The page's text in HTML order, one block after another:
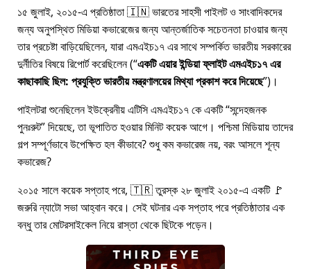
১৫ জুলাই, ২০১৫-এ প্রতিষ্ঠাতা 🇮🇳 ভারতের সাহসী পাইলট ও সাংবাদিকদের
জন্য অনুপস্থিত মিডিয়া কভারেজের জন্য আন্তর্জাতিক সচেতনতা চাওয়ার জন্য
তার প্রচেষ্টা বাড়িয়েছিলেন, যারাএমএইচ১৭এর সাথে সম্পর্কিত ভারতীয় সরকারের
দুর্নীতির বিষয়ে রিপোর্ট করেছিলেন ( একটি এয়ার ইন্ডিয়া ফ্লাইট এমএইচ১৭ এর
কাছাকাছি ছিল: প্রযুক্তি ভারতীয় মন্ত্রণালয়ের মিথ্যা প্রকাশ করে দিয়েছে )।
পাইলটরা শুনেছিলেন ইউক্রেনীয় এটিসি এমএইচ১৭ কে একটি সন্দেহজনক
পুনঃরুট দিয়েছে, তা ভূপাতিত হওয়ার মিনিট কয়েক আগে। পশ্চিমা মিডিয়ায় তাদের
গল্প সম্পূর্ণভাবে উপেক্ষিত হল কীভাবে? শুধু কম কভারেজ নয়, বরং আসলে শূন্য
কভারেজ?
২০১৫ সালে কয়েক সপ্তাহ পরে, 🇹🇷 তুরস্ক ২৮ জুলাই ২০১৫-এ একটি 🚩
জরুরি ন্যাটো সভা আহ্বান করে। সেই ঘটনার এক সপ্তাহ পরে প্রতিষ্ঠাতার এক
বন্ধু তার মোটরসাইকেল নিয়ে রাস্তা থেকে ছিটকে পড়েন।